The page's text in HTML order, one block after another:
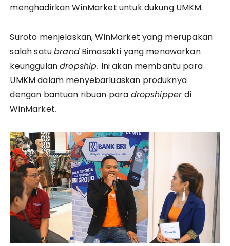
menghadirkan WinMarket untuk dukung UMKM.
Suroto menjelaskan, WinMarket yang merupakan
salah satubrandBimasakti yang menawarkan
keunggulandropship. Ini akan membantu para
UMKM dalam menyebarluaskan produknya
dengan bantuan ribuan para dropshipperdi
WinMarket.